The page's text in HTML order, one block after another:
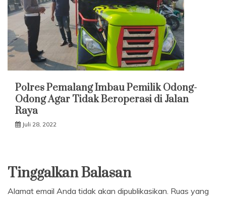
Polres Pemalang Imbau Pemilik Odong-
Odong Agar Tidak Beroperasi di Jalan
Raya
Juli 28, 2022
Tinggalkan Balasan
Alamat email Anda tidak akan dipublikasikan. Ruas yang